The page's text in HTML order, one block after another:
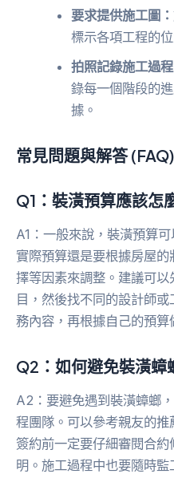
要求提供施工圖：
標示各項工程的
拍照記錄施工過
錄每一個階段的
據。
常見問題與解答 (FAQ)
Q1：裝潢預算應該怎
A1：一般來說，裝潢預算
實際預算還是要根據房屋
擇等因素來調整。建議可
目，然後找不同的設計師
務內容，再根據自己的預算
Q2：如何避免裝潢蟑
A2：要避免遇到裝潢蟑螂
程團隊。可以參考親友的推
簽約前一定要仔細審閱合
明。施工過程中也要隨時監